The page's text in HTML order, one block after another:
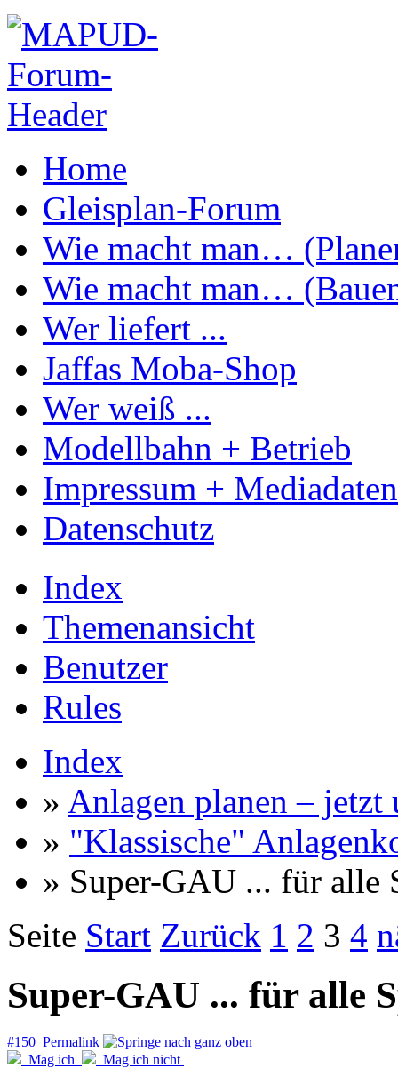
Home
Gleisplan-Forum
Wie macht man…
Wie macht man…
Wer liefert ...
Jaffas Moba-Shop
Wer weiß ...
Modellbahn + Betrieb
Impressum + Mediadaten
Datenschutz
Index
Themenansicht
Benutzer
Rules
Index
» Anlagen planen – jetzt
» "Klassische"
» Super-GAU ... für alle
Seite Start Zurück 1 2 3 4
Super-GAU ... für alle
#150 Permalink
Mag ich
Mag ich nicht